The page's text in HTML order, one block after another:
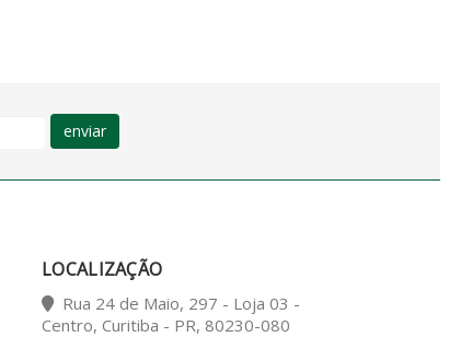
enviar
LOCALIZAÇÃO
Rua 24 de Maio, 297 - Loja 03 -
Centro, Curitiba - PR, 80230-080